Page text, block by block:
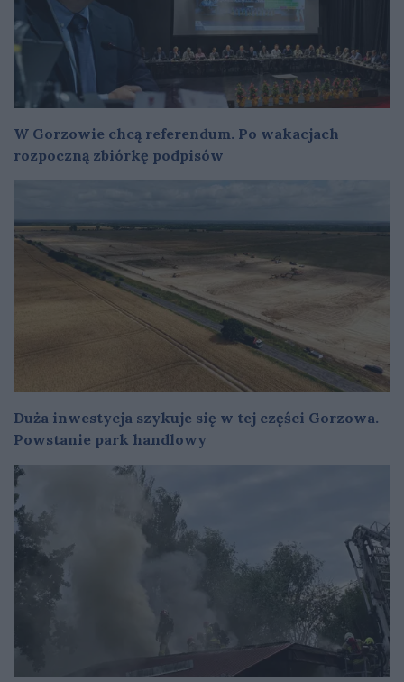
W Gorzowie chcą referendum. Po wakacjach
rozpoczną zbiórkę podpisów
Duża inwestycja szykuje się w tej części Gorzowa.
Powstanie park handlowy